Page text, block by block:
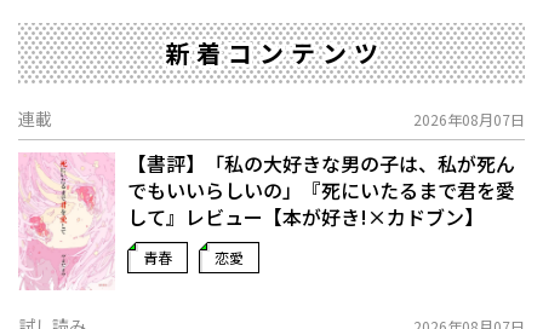
新着コンテンツ
連載 2026年08月07日
【書評】「私の大好きな男の子は、私が死ん
でもいいらしいの」――『死にいたるまで君を愛
して』レビュー【本が好き!×カドブン】
青春 恋愛